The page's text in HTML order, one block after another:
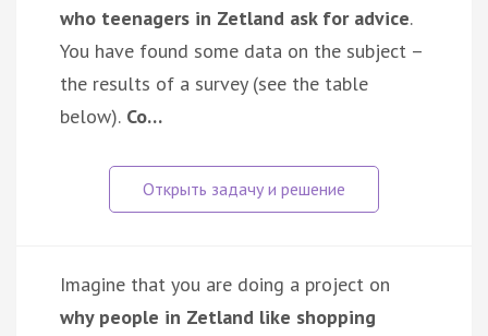
who teenagers in Zetland ask for advice.
You have found some data on the subject –
the results of a survey (see the table
below). Co…
Imagine that you are doing a project on
why people in Zetland like shopping